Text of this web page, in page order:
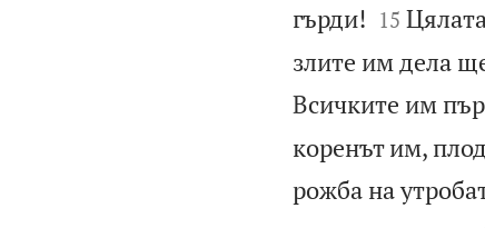
гърди!
15
злите им дела
Всичките им
коренът им,
рожба на